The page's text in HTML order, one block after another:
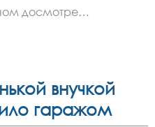
досмотре…
внучкой
гаражом